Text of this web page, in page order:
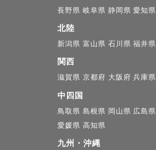
ラブグラフ内受賞歴
🎖️2019年度 年間Lovegraph Best
🎖️2019年3月MVP
🎖️2019年10月MVP
🎖️2019年11月MVP
➖➖➖➖➖➖➖➖➖➖➖
長野県 岐阜県 静岡県 愛知県
北陸
新潟県 富山県 石川県 福井県
関西
滋賀県 京都府 大阪府 兵庫県
中四国
鳥取県 島根県 岡山県 広島県
愛媛県 高知県
九州・沖縄